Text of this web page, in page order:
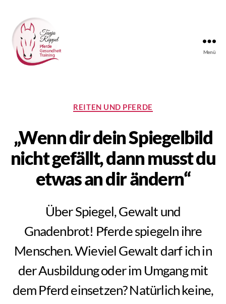
Menü
Kategorien
REITEN UND PFERDE
„Wenn dir dein Spiegelbild
nicht gefällt, dann musst du
etwas an dir ändern“
Über Spiegel, Gewalt und
Gnadenbrot! Pferde spiegeln ihre
Menschen. Wieviel Gewalt darf ich in
der Ausbildung oder im Umgang mit
dem Pferd einsetzen? Natürlich keine,